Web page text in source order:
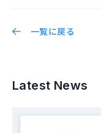
一覧に戻る
Latest News